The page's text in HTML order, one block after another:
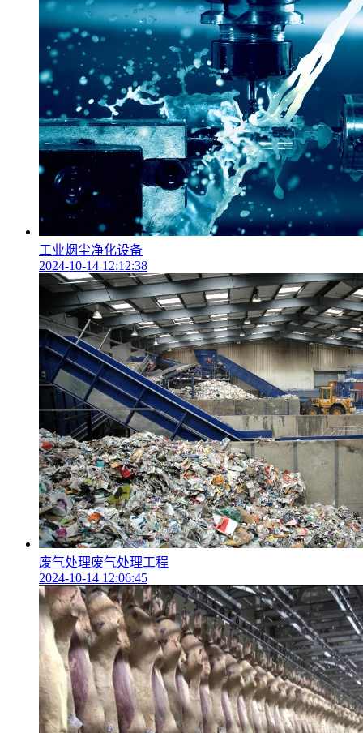
工业烟尘净化设备
2024-10-14 12:12:38
废气处理废气处理工程
2024-10-14 12:06:45